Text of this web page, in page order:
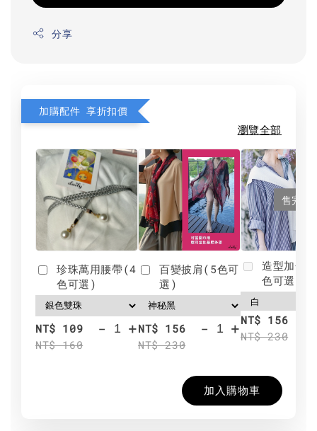
分享
加購配件 享折扣價
瀏覽全部
珍珠萬用腰帶(4
色可選)
NT$ 109
NT$ 160
- +
百變披肩(5色可
選)
NT$ 156
NT$ 230
- +
售完
造型加分
色可選)
NT$ 156
NT$ 230
加入購物車